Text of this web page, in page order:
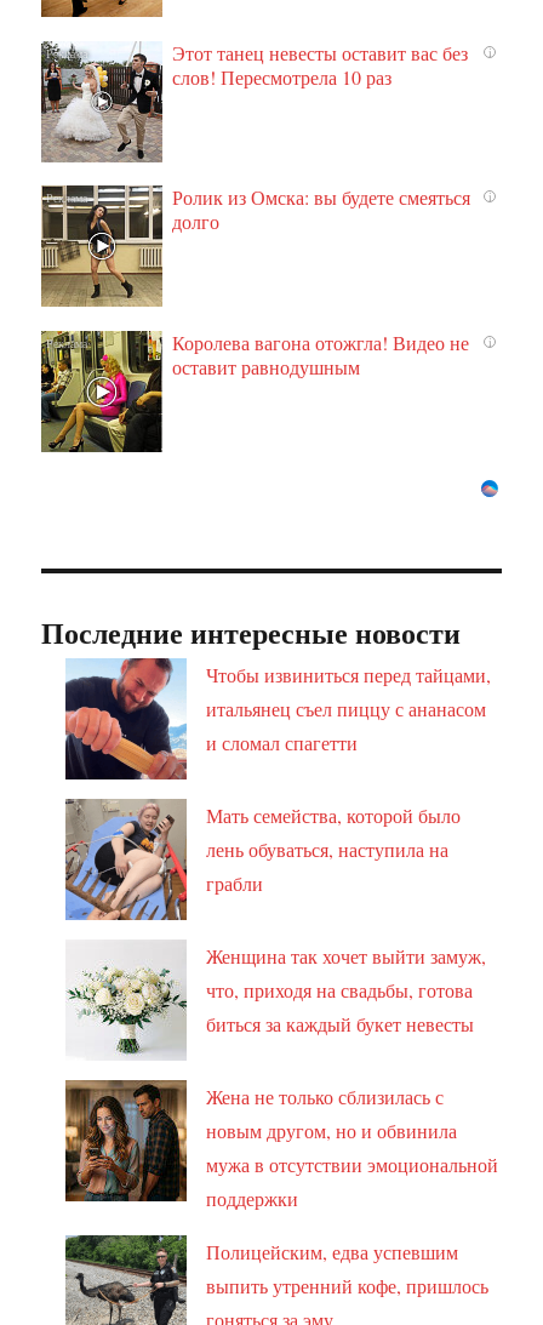
i
Этот танец невесты оставит вас без
слов! Пересмотрела 10 раз
i
Ролик из Омска: вы будете смеяться
долго
i
Королева вагона отожгла! Видео не
оставит равнодушным
Последние интересные новости
Чтобы извиниться перед тайцами,
итальянец съел пиццу с ананасом
и сломал спагетти
Мать семейства, которой было
лень обуваться, наступила на
грабли
Женщина так хочет выйти замуж,
что, приходя на свадьбы, готова
биться за каждый букет невесты
Жена не только сблизилась с
новым другом, но и обвинила
мужа в отсутствии эмоциональной
поддержки
Полицейским, едва успевшим
выпить утренний кофе, пришлось
гоняться за эму